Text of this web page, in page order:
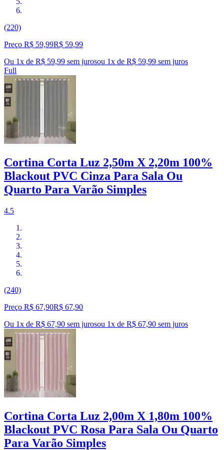
(220)
Preço R$ 59,99R$ 59,99
Ou 1x de R$ 59,99 sem jurosou 1x de R$ 59,99 sem juros
Full
Cortina Corta Luz 2,50m X 2,20m 100%
Blackout PVC Cinza Para Sala Ou
Quarto Para Varão Simples
4.5
(240)
Preço R$ 67,90R$ 67,90
Ou 1x de R$ 67,90 sem jurosou 1x de R$ 67,90 sem juros
Cortina Corta Luz 2,00m X 1,80m 100%
Blackout PVC Rosa Para Sala Ou Quarto
Para Varão Simples